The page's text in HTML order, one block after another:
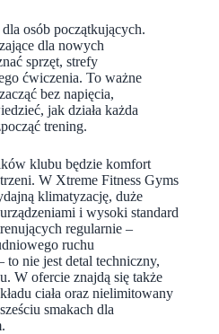
osób początkujących.
dla nowych
sprzęt, strefy
ćwiczenia. To ważne
bez napięcia,
jak działa każda
trening.
klubu będzie komfort
W Xtreme Fitness Gyms
klimatyzację, duże
i wysoki standard
regularnie –
ruchu
to nie jest detal techniczny,
W ofercie znajdą się także
ciała oraz nielimitowany
smakach dla